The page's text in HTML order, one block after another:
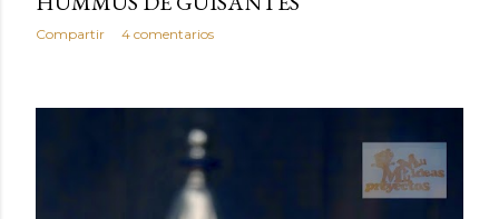
Compartir 4 comentarios